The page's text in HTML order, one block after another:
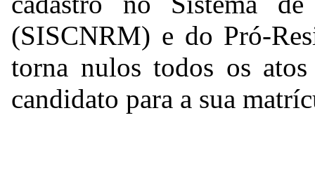
(SISCNRM) e do Pró-
torna nulos todos os
candidato para a sua